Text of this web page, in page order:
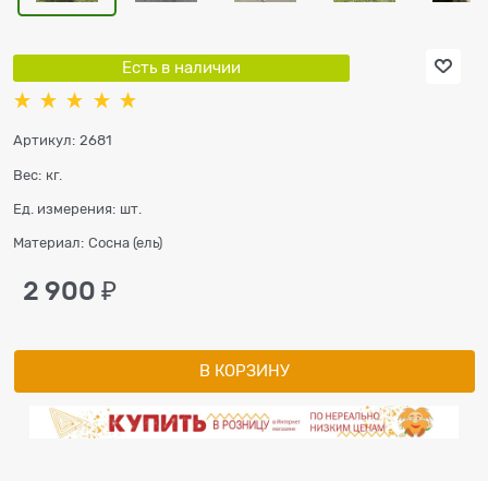
Есть в наличии
Артикул: 2681
Вес: кг.
Ед. измерения: шт.
Материал: Сосна (ель)
2 900 ₽
В КОРЗИНУ